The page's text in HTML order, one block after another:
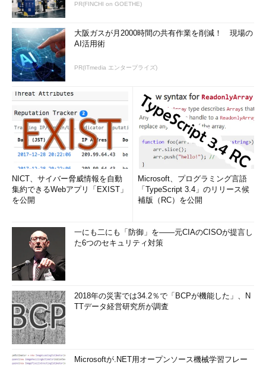
PR(FINCHI on GOETHE)
大阪ガスが月2000時間の共有作業を削減！ 現場の
AI活用術
PR(ITmedia エンタープライズ)
NICT、サイバー脅威情報を自動
集約できるWebアプリ「EXIST」
を公開
Microsoft、プログラミング言語
「TypeScript 3.4」のリリース候
補版（RC）を公開
一にも二にも「防御」を――元CIAのCISOが提言し
た6つのセキュリティ対策
2018年の災害では34.2％で「BCPが機能した」、N
TTデータ経営研究所が調査
Microsoftが.NET用オープンソース機械学習フレー